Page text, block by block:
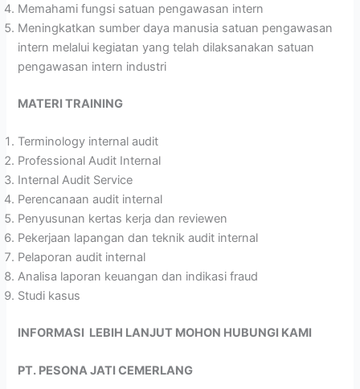
Memahami fungsi satuan pengawasan intern
Meningkatkan sumber daya manusia satuan pengawasan
intern melalui kegiatan yang telah dilaksanakan satuan
pengawasan intern industri
MATERI TRAINING
Terminology internal audit
Professional Audit Internal
Internal Audit Service
Perencanaan audit internal
Penyusunan kertas kerja dan reviewen
Pekerjaan lapangan dan teknik audit internal
Pelaporan audit internal
Analisa laporan keuangan dan indikasi fraud
Studi kasus
INFORMASI LEBIH LANJUT MOHON HUBUNGI KAMI
PT. PESONA JATI CEMERLANG